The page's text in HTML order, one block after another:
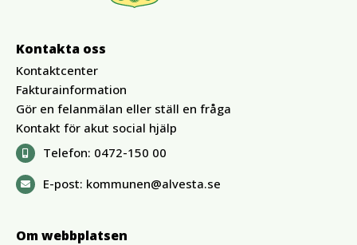
Kontakta oss
Kontaktcenter
Fakturainformation
Gör en felanmälan eller ställ en fråga
Kontakt för akut social hjälp
Telefon: 0472-150 00
E-post: kommunen@alvesta.se
Om webbplatsen